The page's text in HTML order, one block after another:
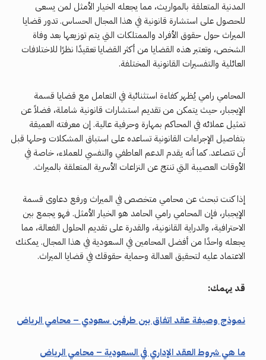
المدنية المتعلقة بالمواريث، مما يجعله الخيار الأمثل لمن يسعى
للحصول على استشارة قانونية في هذا المجال الحساس. تدور قضايا
الميراث حول حقوق الأفراد والممتلكات التي يتم توزيعها بعد وفاة
الشخص، وتعتبر هذه القضايا من أكثر القضايا تعقيدًا نظرًا للاختلافات
العائلية والتفسيرات القانونية المختلفة.
المحامي رامي يُظهر كفاءة استثنائية في التعامل مع قضايا قسمة
الإيجبار، حيث يتمكن من تقديم استشارات قانونية شاملة، فضلاً عن
تمثيل عملائه في المحاكم بمهارة وحرفية عالية. إن معرفته العميقة
بتفاصيل الإجراءات القانونية تساعده على استباق المشكلات وحلها قبل
أن تتصاعد. كما أنه يقدم الدعم العاطفي والنفسي للعملاء، خاصة في
الأوقات العصيبة التي تنتج عن النزاعات الأسرية المتعلقة بالميراث.
إذا كنت تبحث عن محامي متخصص في الميراث ورفع دعاوى قسمة
الإيجبار، فإن المحامي رامي الحامد هو الخيار الأمثل. فهو يجمع بين
الاحترافية، والدراية القانونية، والقدرة على تقديم الحلول الفعالة، مما
يجعله واحدًا من أفضل المحامين في السعودية في هذا المجال. يمكنك
الاعتماد عليه لتحقيق العدالة وحماية حقوقك في قضايا الميراث.
قد يهمك:
نموذج وصيغة عقد اتفاق بين طرفين سعودي – محامي الرياض
ما هي شروط العقد الإداري في السعودية – محامي الرياض